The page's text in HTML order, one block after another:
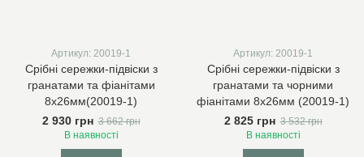
Артикул: 20019-1
Срібні сережки-підвіски з
гранатами та фіанітами
8х26мм(20019-1)
2 930 грн 3 662 грн
В наявності
Артикул: 20019-1
Срібні сережки-підвіски з
гранатами та чорними
фіанітами 8х26мм (20019-1)
2 825 грн 3 532 грн
В наявності